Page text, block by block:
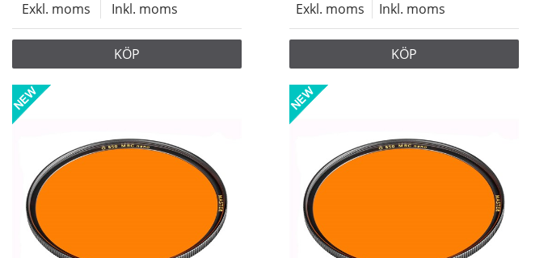
Exkl. moms
Inkl. moms
KÖP
Exkl. moms
Inkl. moms
KÖP